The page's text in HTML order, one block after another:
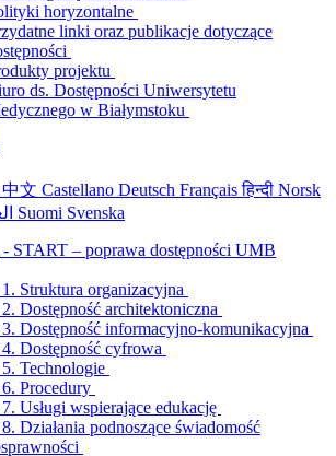
horyzontalne
linki oraz publikacje dotyczące
projektu
ds. Dostępności Uniwersytetu
w Białymstoku
中文 Castellano Deutsch Françaisहिन्दी Norsk
Suomi Svenska
- START – poprawa dostępności UMB
Struktura organizacyjna
Dostępność architektoniczna
3. Dostępność informacyjno-komunikacyjna
Dostępność cyfrowa
Technologie
Procedury
Usługi wspierające edukację
Działania podnoszące świadomość